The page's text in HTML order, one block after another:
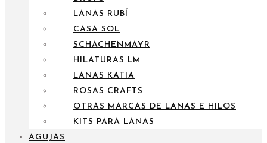
LANAS RUBÍ
CASA SOL
SCHACHENMAYR
HILATURAS LM
LANAS KATIA
ROSAS CRAFTS
OTRAS MARCAS DE LANAS E HILOS
KITS PARA LANAS
AGUJAS